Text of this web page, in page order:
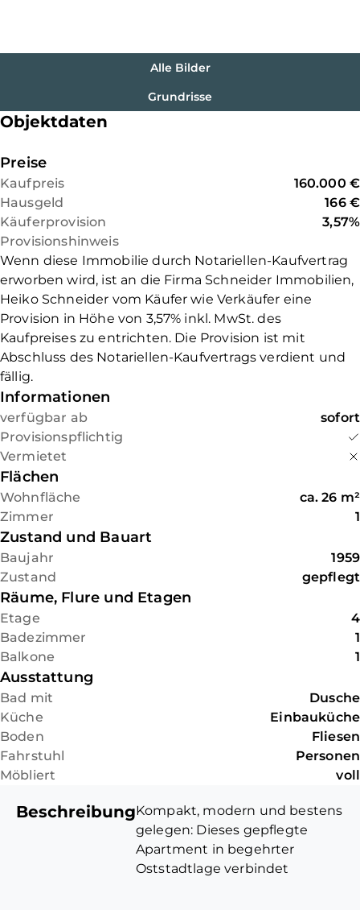
Alle Bilder
Grundrisse
Objektdaten
Preise
Kaufpreis
160.000 €
Hausgeld
166 €
Käuferprovision
3,57%
Provisionshinweis
Wenn diese Immobilie durch Notariellen-Kaufvertrag
erworben wird, ist an die Firma Schneider Immobilien,
Heiko Schneider vom Käufer wie Verkäufer eine
Provision in Höhe von 3,57% inkl. MwSt. des
Kaufpreises zu entrichten. Die Provision ist mit
Abschluss des Notariellen-Kaufvertrags verdient und
fällig.
Informationen
verfügbar ab
sofort
Provisionspflichtig
Vermietet
Flächen
Wohnfläche ca. 26 m²
Zimmer
1
Zustand und Bauart
Baujahr
1959
Zustand
gepflegt
Räume, Flure und Etagen
Etage
4
Badezimmer
1
Balkone
1
Ausstattung
Bad mit
Dusche
Küche
Einbauküche
Boden
Fliesen
Fahrstuhl
Personen
Möbliert
voll
BeschreibungKompakt, modern und bestens
gelegen: Dieses gepflegte
Apartment in begehrter
Oststadtlage verbindet